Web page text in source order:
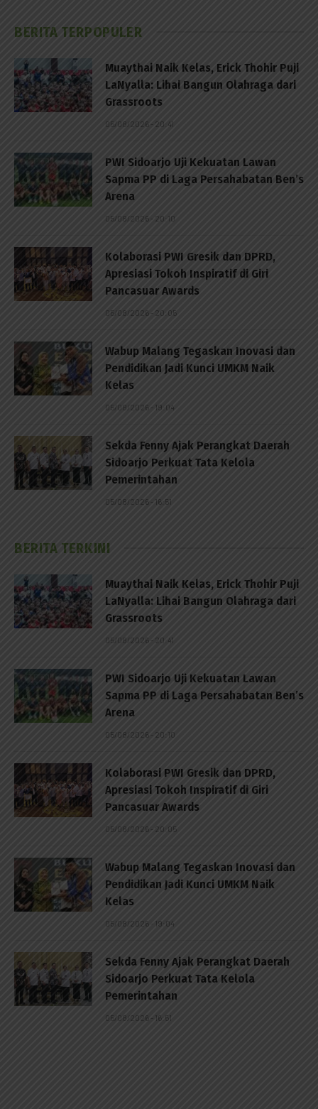
BERITA TERPOPULER
Muaythai Naik Kelas, Erick Thohir Puji
LaNyalla: Lihai Bangun Olahraga dari
Grassroots
05/08/2026 - 20:41
PWI Sidoarjo Uji Kekuatan Lawan
Sapma PP di Laga Persahabatan Ben’s
Arena
05/08/2026 - 20:10
Kolaborasi PWI Gresik dan DPRD,
Apresiasi Tokoh Inspiratif di Giri
Pancasuar Awards
05/08/2026 - 20:05
Wabup Malang Tegaskan Inovasi dan
Pendidikan Jadi Kunci UMKM Naik
Kelas
05/08/2026 - 19:04
Sekda Fenny Ajak Perangkat Daerah
Sidoarjo Perkuat Tata Kelola
Pemerintahan
05/08/2026 - 16:51
BERITA TERKINI
Muaythai Naik Kelas, Erick Thohir Puji
LaNyalla: Lihai Bangun Olahraga dari
Grassroots
05/08/2026 - 20:41
PWI Sidoarjo Uji Kekuatan Lawan
Sapma PP di Laga Persahabatan Ben’s
Arena
05/08/2026 - 20:10
Kolaborasi PWI Gresik dan DPRD,
Apresiasi Tokoh Inspiratif di Giri
Pancasuar Awards
05/08/2026 - 20:05
Wabup Malang Tegaskan Inovasi dan
Pendidikan Jadi Kunci UMKM Naik
Kelas
05/08/2026 - 19:04
Sekda Fenny Ajak Perangkat Daerah
Sidoarjo Perkuat Tata Kelola
Pemerintahan
05/08/2026 - 16:51